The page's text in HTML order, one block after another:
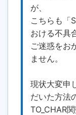
が、
こちらも「
おける不具
ご迷惑をお
ません。
現状大変申
だいた方法
TO_CHAR